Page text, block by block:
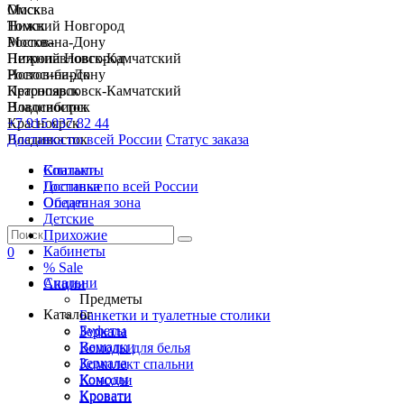
Москва
Нижний Новгород
Ростов-на-Дону
Петропавловск-Камчатский
Новосибирск
Красноярск
Владивосток
+7 915 037 82 44
Доставка по всей России Статус заказа
Спальни
Гостиные
Обеденная зона
Детские
Прихожие
Кабинеты
% Sale
Акции
Каталог
Буфеты
Вешалки
Зеркала
Комоды
Кровати
Омск
Томск
Москва
Нижний Новгород
Ростов-на-Дону
Петропавловск-Камчатский
Новосибирск
Красноярск
Владивосток
Контакты
Доставка по всей России
Оплата
0
Спальни
Предметы
Банкетки и туалетные столики
Зеркала
Комоды для белья
Комплект спальни
Консоли
Кровати